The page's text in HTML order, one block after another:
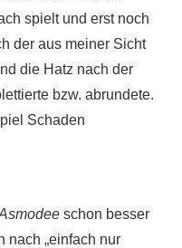
spielt und erst noch
der aus meiner Sicht
die Hatz nach der
bzw. abrundete.
schon besser
nach „einfach nur